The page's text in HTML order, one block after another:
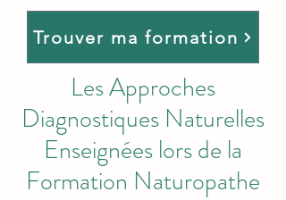
Trouver ma formation
Les Approches
Diagnostiques Naturelles
Enseignées lors de la
Formation Naturopathe